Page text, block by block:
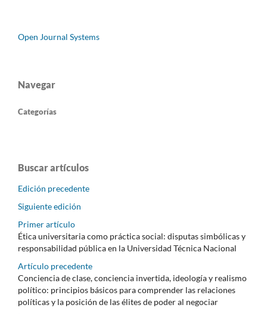
Open Journal Systems
Navegar
Categorías
Buscar artículos
Edición precedente
Siguiente edición
Primer artículo
Ética universitaria como práctica social: disputas simbólicas y
responsabilidad pública en la Universidad Técnica Nacional
Artículo precedente
Conciencia de clase, conciencia invertida, ideología y realismo
político: principios básicos para comprender las relaciones
políticas y la posición de las élites de poder al negociar